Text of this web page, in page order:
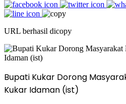
URL berhasil dicopy
Bupati Kukar Dorong
Kukar Idaman (ist)